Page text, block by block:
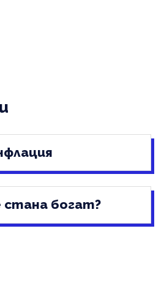
стана богат?